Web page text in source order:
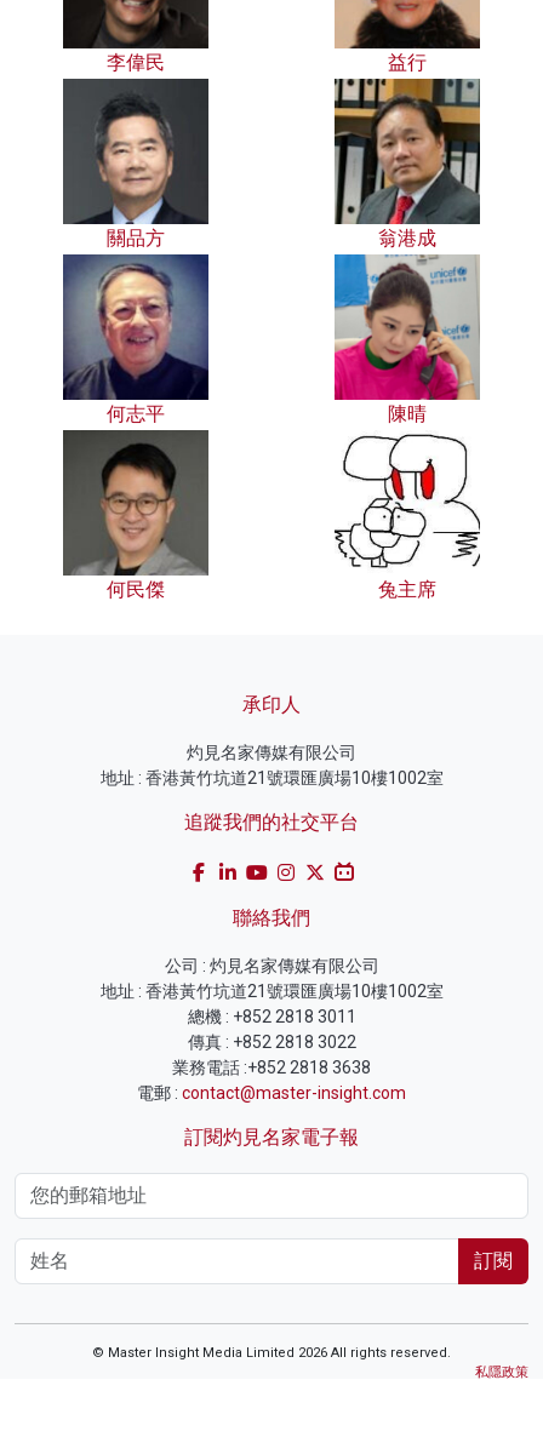
李偉民 益行
關品方 翁港成
何志平 陳晴
何民傑 兔主席
承印人
灼見名家傳媒有限公司
地址 : 香港黃竹坑道21號環匯廣場10樓1002室
追蹤我們的社交平台
聯絡我們
公司 : 灼見名家傳媒有限公司
地址 : 香港黃竹坑道21號環匯廣場10樓1002室
總機 : +852 2818 3011
傳真 : +852 2818 3022
業務電話 :+852 2818 3638
電郵 : contact@master-insight.com
訂閱灼見名家電子報
訂閱
© Master Insight Media Limited 2026 All rights reserved.
私隱政策